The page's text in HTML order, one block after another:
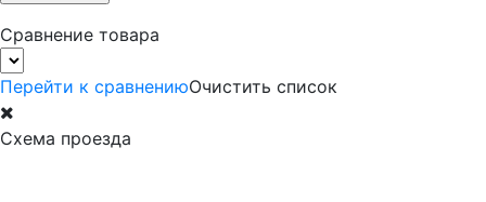
Сравнение товара
Перейти к сравнениюОчистить список
Схема проезда